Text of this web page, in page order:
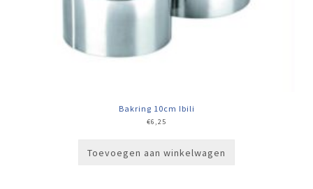
Bakring 10cm Ibili
€6,25
Toevoegen aan winkelwagen